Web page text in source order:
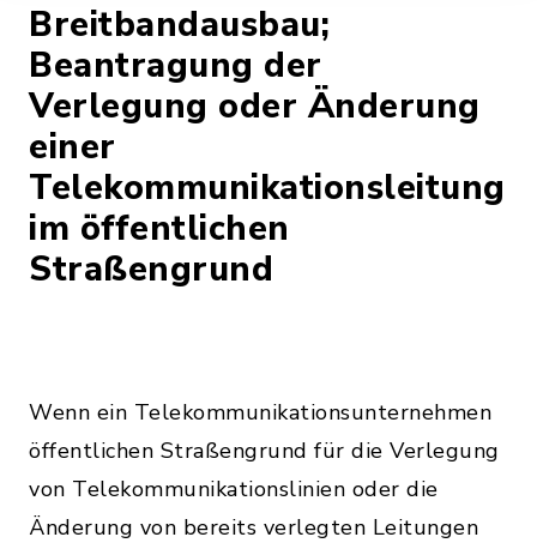
Breitbandausbau;
Beantragung der
Verlegung oder Änderung
einer
Telekommunikationsleitung
im öffentlichen
Straßengrund
Wenn ein Telekommunikationsunternehmen
öffentlichen Straßengrund für die Verlegung
von Telekommunikationslinien oder die
Änderung von bereits verlegten Leitungen